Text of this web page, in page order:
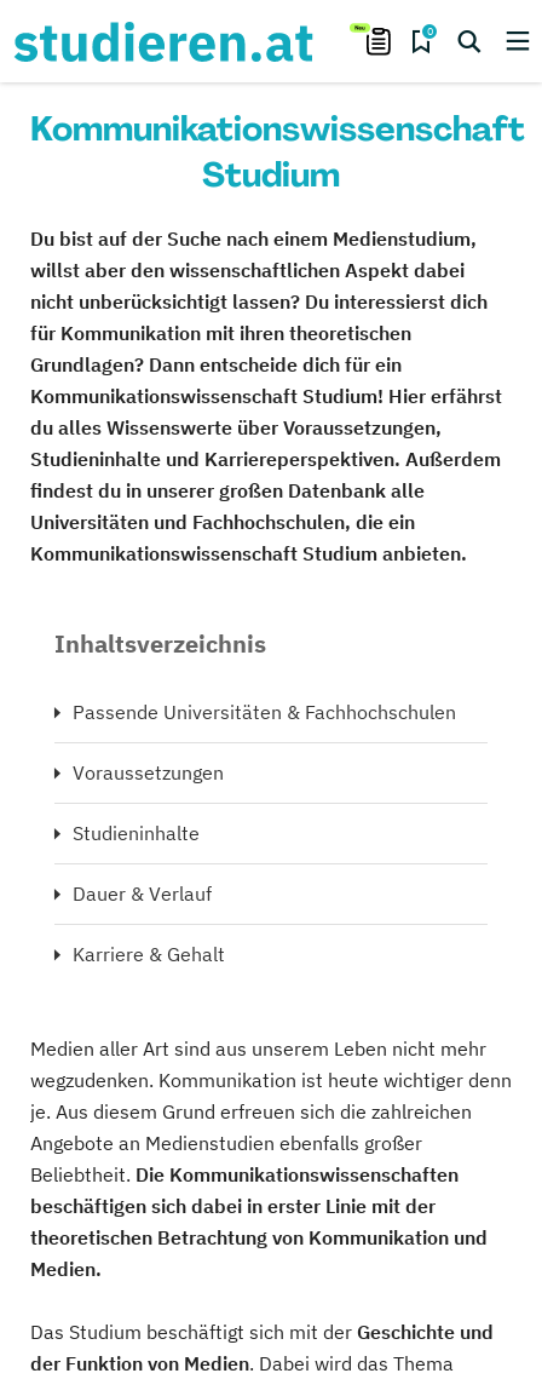
0
Kommunikationswissenschaft
Studium
Du bist auf der Suche nach einem Medienstudium,
willst aber den wissenschaftlichen Aspekt dabei
nicht unberücksichtigt lassen? Du interessierst dich
für Kommunikation mit ihren theoretischen
Grundlagen? Dann entscheide dich für ein
Kommunikationswissenschaft Studium! Hier erfährst
du alles Wissenswerte über Voraussetzungen,
Studieninhalte und Karriereperspektiven. Außerdem
findest du in unserer großen Datenbank alle
Universitäten und Fachhochschulen, die ein
Kommunikationswissenschaft Studium anbieten.
Inhaltsverzeichnis
Passende Universitäten & Fachhochschulen
Voraussetzungen
Studieninhalte
Dauer & Verlauf
Karriere & Gehalt
Medien aller Art sind aus unserem Leben nicht mehr
wegzudenken. Kommunikation ist heute wichtiger denn
je. Aus diesem Grund erfreuen sich die zahlreichen
Angebote an Medienstudien ebenfalls großer
Beliebtheit. Die Kommunikationswissenschaften
beschäftigen sich dabei in erster Linie mit der
theoretischen Betrachtung von Kommunikation und
Medien.
Das Studium beschäftigt sich mit der Geschichte und
der Funktion von Medien. Dabei wird das Thema